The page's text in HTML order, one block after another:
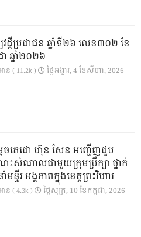
ដ្តីប្រជាជន ឆ្នាំទី២៦ លេខ៣០២ ខែ
ា ឆ្នាំ២០២៦
ន ( 11.2k ) ថ្ងៃ​អង្គារ, 4 ខែ​សីហា, 2026
ចតេជោ ហ៊ុន សែន អញ្ជើញជួប
សំណាលជាមួយក្រុមប្រឹក្សា ថ្នាក់
មន្ទីរ អង្គភាពក្នុងខេត្តព្រះវិហារ
ន ( 4.3k ) ថ្ងៃ​សុក្រ, 10 ខែ​កក្កដា, 2026